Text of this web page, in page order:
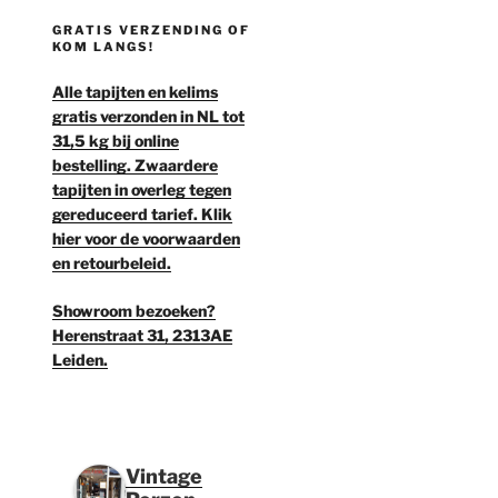
GRATIS VERZENDING OF
KOM LANGS!
Alle tapijten en kelims
gratis verzonden in NL tot
31,5 kg bij online
bestelling. Zwaardere
tapijten in overleg tegen
gereduceerd tarief. Klik
hier voor de voorwaarden
en retourbeleid.
Showroom bezoeken?
Herenstraat 31, 2313AE
Leiden.
Vintage